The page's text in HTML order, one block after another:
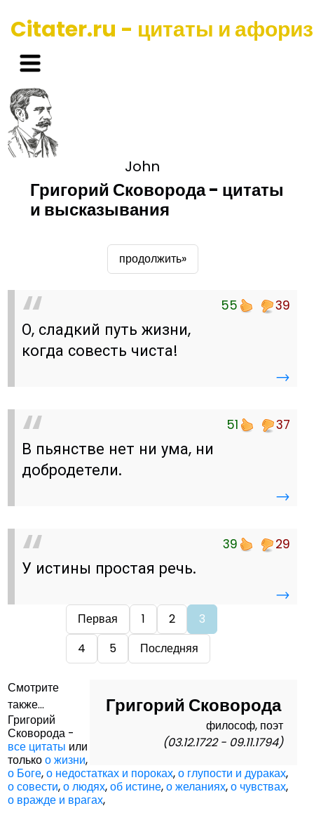
Citater.ru - цитаты и
John
Григорий Сковорода - цитаты
и высказывания
продолжить»
55 39
О, сладкий путь жизни,
когда совесть чиста!
→
51 37
В пьянстве нет ни ума, ни
добродетели.
→
39 29
У истины простая речь.
→
Первая 1 2
3
4
5 Последняя
Григорий Сковорода
философ, поэт
(03.12.1722 - 09.11.1794)
Смотрите
также...
Григорий
Сковорода -
все цитаты или
толькоо жизни,
о Боге,о недостатках и пороках,о глупости и дураках,
о совести,о людях,об истине,о желаниях,о чувствах,
о вражде и врагах,